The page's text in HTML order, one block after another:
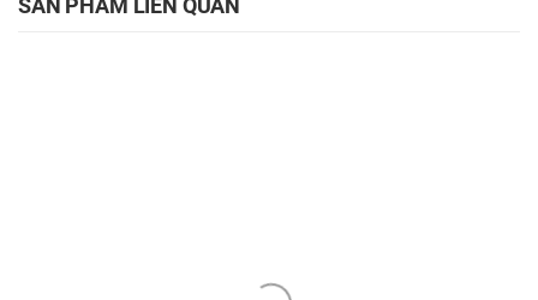
SẢN PHẨM LIÊN QUAN